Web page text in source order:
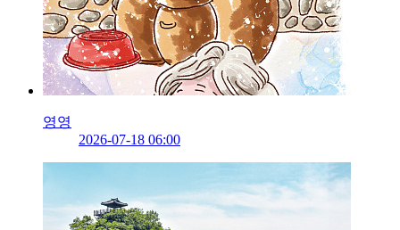
영영
2026-07-18 06:00